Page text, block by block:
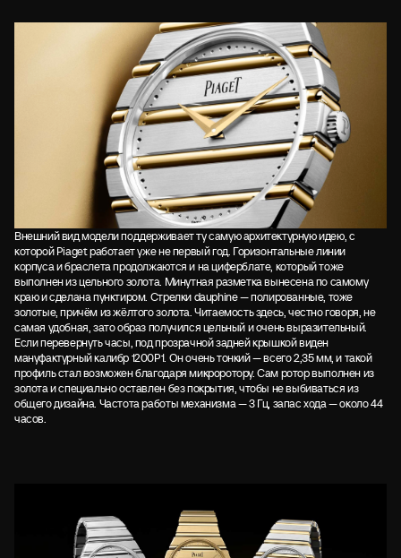
Внешний вид модели поддерживает ту самую архитектурную идею, с
которой Piaget работает уже не первый год. Горизонтальные линии
корпуса и браслета продолжаются и на циферблате, который тоже
выполнен из цельного золота. Минутная разметка вынесена по самому
краю и сделана пунктиром. Стрелки dauphine — полированные, тоже
золотые, причём из жёлтого золота. Читаемость здесь, честно говоря, не
самая удобная, зато образ получился цельный и очень выразительный.
Если перевернуть часы, под прозрачной задней крышкой виден
мануфактурный калибр 1200P1. Он очень тонкий — всего 2,35 мм, и такой
профиль стал возможен благодаря микроротору. Сам ротор выполнен из
золота и специально оставлен без покрытия, чтобы не выбиваться из
общего дизайна. Частота работы механизма — 3 Гц, запас хода — около 44
часов.